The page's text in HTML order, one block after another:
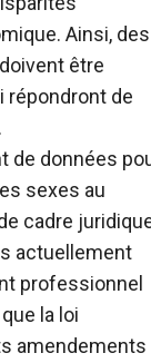
Ainsi, des
être
répondront de
de données
sexes au
cadre
actuellement
professionnel
la loi
amendements